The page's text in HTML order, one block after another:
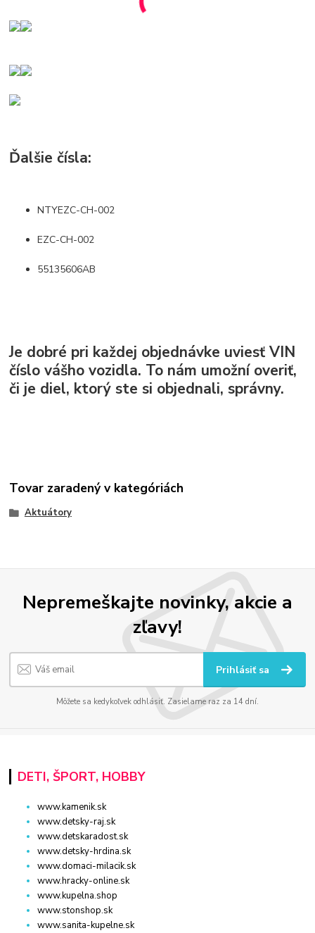
Ďalšie čísla:
NTYEZC-CH-002
EZC-CH-002
55135606AB
Je dobré pri každej objednávke uviesť VIN
číslo vášho vozidla. To nám umožní overiť,
či je diel, ktorý ste si objednali, správny.
Tovar zaradený v kategóriách
Aktuátory
Nepremeškajte novinky, akcie a
zľavy!
Prihlásiť sa
Môžete sa kedykoľvek odhlásiť. Zasielame raz za 14 dní.
DETI, ŠPORT, HOBBY
www.kamenik.sk
www.detsky-raj.sk
www.detskaradost.sk
www.detsky-hrdina.sk
www.domaci-milacik.sk
www.hracky-online.sk
www.kupelna.shop
www.stonshop.sk
www.sanita-kupelne.sk